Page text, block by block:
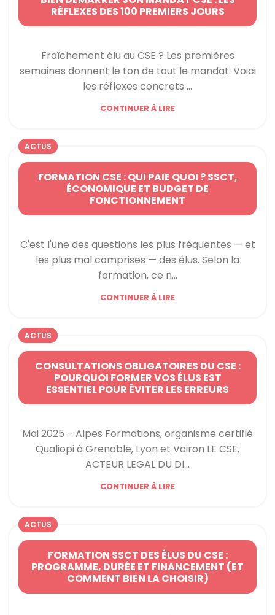
RÉFLEXES DES 100 PREMIERS JOURS
Fraîchement élu au CSE ? Les premières
semaines donnent le ton de tout le mandat. Voici
les réflexes concrets ...
CONTINUER À LIRE
ACTUS
FORMATION CSE : QUI PAIE QUOI ? SSCT,
ÉCONOMIQUE ET BUDGET DE
FONCTIONNEMENT
C'est l'une des questions les plus fréquentes — et
les plus mal comprises — des élus. Selon la
formation, ce n...
CONTINUER À LIRE
ACTUS
CONSULTATIONS OBLIGATOIRES DU CSE :
POURQUOI FORMER VOS ÉLUS EST
ESSENTIEL POUR ÉVITER LES ERREURS
Mai 2025 – Alpes Formations, organisme certifié
Qualiopi à Grenoble, Lyon et Voiron LE CSE,
ACTEUR LEGAL DU DI...
CONTINUER À LIRE
ACTUS
FORMATION SSCT DES ÉLUS DU CSE :
PROGRAMME, DURÉE ET FINANCEMENT (ET
COMMENT BIEN LA CHOISIR)